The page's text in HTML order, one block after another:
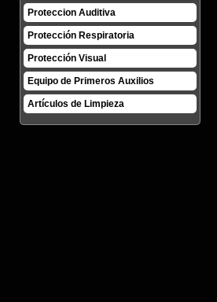
Proteccion Auditiva
Protección Respiratoria
Protección Visual
Equipo de Primeros Auxilios
Artículos de Limpieza